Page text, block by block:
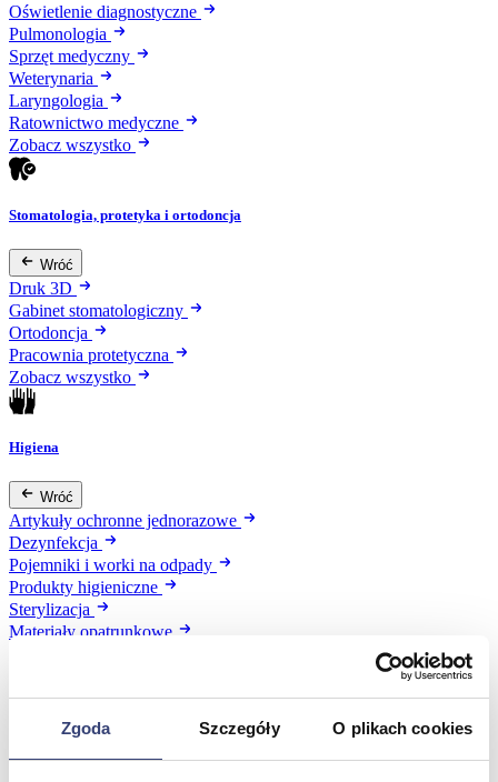
Zgoda Szczegóły O plikach cookies
Oświetlenie diagnostyczne
Pulmonologia
Sprzęt medyczny
Weterynaria
Laryngologia
Ratownictwo medyczne
Zobacz wszystko
Stomatologia, protetyka i ortodoncja
Wróć
Druk 3D
Gabinet stomatologiczny
Ortodoncja
Pracownia protetyczna
Zobacz wszystko
Higiena
Wróć
Artykuły ochronne jednorazowe
Dezynfekcja
Pojemniki i worki na odpady
Produkty higieniczne
Sterylizacja
Materiały opatrunkowe
Urządzenia
Zobacz wszystko